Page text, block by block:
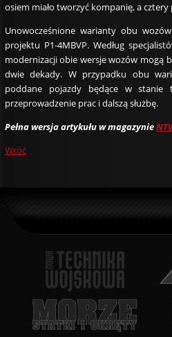
osiem miało tworzyć kompanię, a
Unowocześnione warianty obu
projektu P1-4MBVP. Według
modernizacji obie wersje wozów mogą
dwie dekady. W przypadku obu
poddane pojazdy będące w stanie
przeprowadzenie prac i dalszą służbę.
Pełna wersja artykułu w magazynie
Wróć